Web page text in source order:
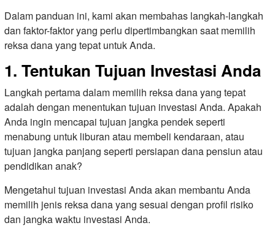
Dalam panduan ini, kami akan membahas langkah-langkah
dan faktor-faktor yang perlu dipertimbangkan saat memilih
reksa dana yang tepat untuk Anda.
1. Tentukan Tujuan Investasi Anda
Langkah pertama dalam memilih reksa dana yang tepat
adalah dengan menentukan tujuan investasi Anda. Apakah
Anda ingin mencapai tujuan jangka pendek seperti
menabung untuk liburan atau membeli kendaraan, atau
tujuan jangka panjang seperti persiapan dana pensiun atau
pendidikan anak?
Mengetahui tujuan investasi Anda akan membantu Anda
memilih jenis reksa dana yang sesuai dengan profil risiko
dan jangka waktu investasi Anda.